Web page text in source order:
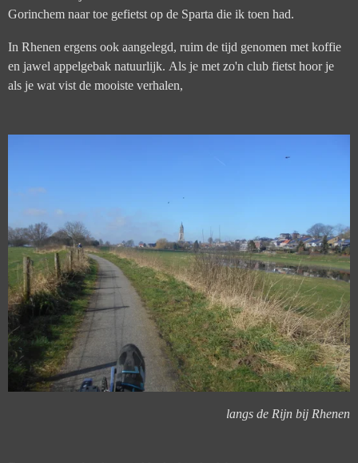
Gorinchem naar toe gefietst op de Sparta die ik toen had.
In Rhenen ergens ook aangelegd, ruim de tijd genomen met koffie
en jawel appelgebak natuurlijk. Als je met zo'n club fietst hoor je
als je wat vist de mooiste verhalen,
langs de Rijn bij Rhenen